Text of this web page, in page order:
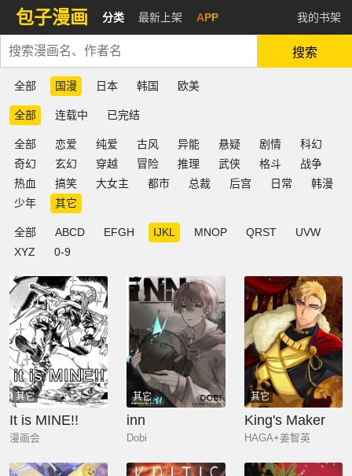
包子漫画 分类 最新上架 APP 我的书架
搜索
全部 国漫 日本 韩国 欧美
全部 连载中 已完结
全部 恋爱 纯爱 古风 异能 悬疑 剧情
科幻
奇幻
玄幻 穿越 冒险 推理 武侠 格斗
战争
热血
搞笑 大女主 都市 总裁 后宫 日常
韩漫
少年
其它
全部 ABCD EFGH IJKL MNOP QRST
UVW
XYZ
0-9
其它
It is MINE!!
漫画会
其它
inn
Dobi
其它
King's Maker
HAGA+姜智英